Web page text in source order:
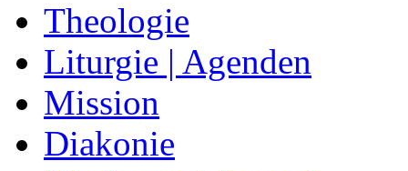
Theologie
Liturgie | Agenden
Mission
Diakonie